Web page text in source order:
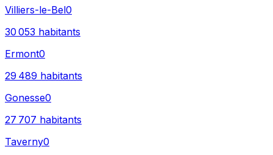
Villiers-le-Bel0
30 053 habitants
Ermont0
29 489 habitants
Gonesse0
27 707 habitants
Taverny0